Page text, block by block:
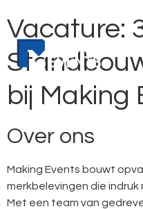
Vacature:
bij Making
Over ons
Making Events bouwt
merkbelevingen die indruk
Met een team van